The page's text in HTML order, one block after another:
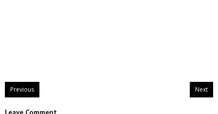
Previous Next
Leave Comment